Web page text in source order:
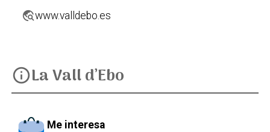
travel_explorewww.valldebo.es
infoLa Vall d’Ebo
Me interesa